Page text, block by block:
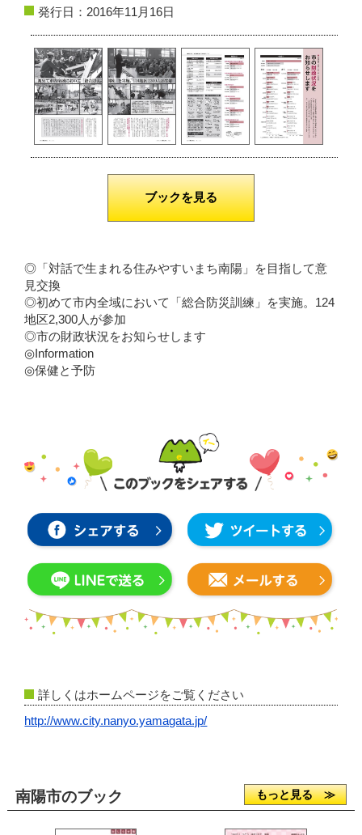
発行日：2016年11月16日
ブックを見る
◎「対話で生まれる住みやすいまち南陽」を目指して意
見交換
◎初めて市内全域において「総合防災訓練」を実施。124
地区2,300人が参加
◎市の財政状況をお知らせします
◎Information
◎保健と予防
詳しくはホームページをご覧ください
http://www.city.nanyo.yamagata.jp/
南陽市のブック もっと見る ≫
リンク集